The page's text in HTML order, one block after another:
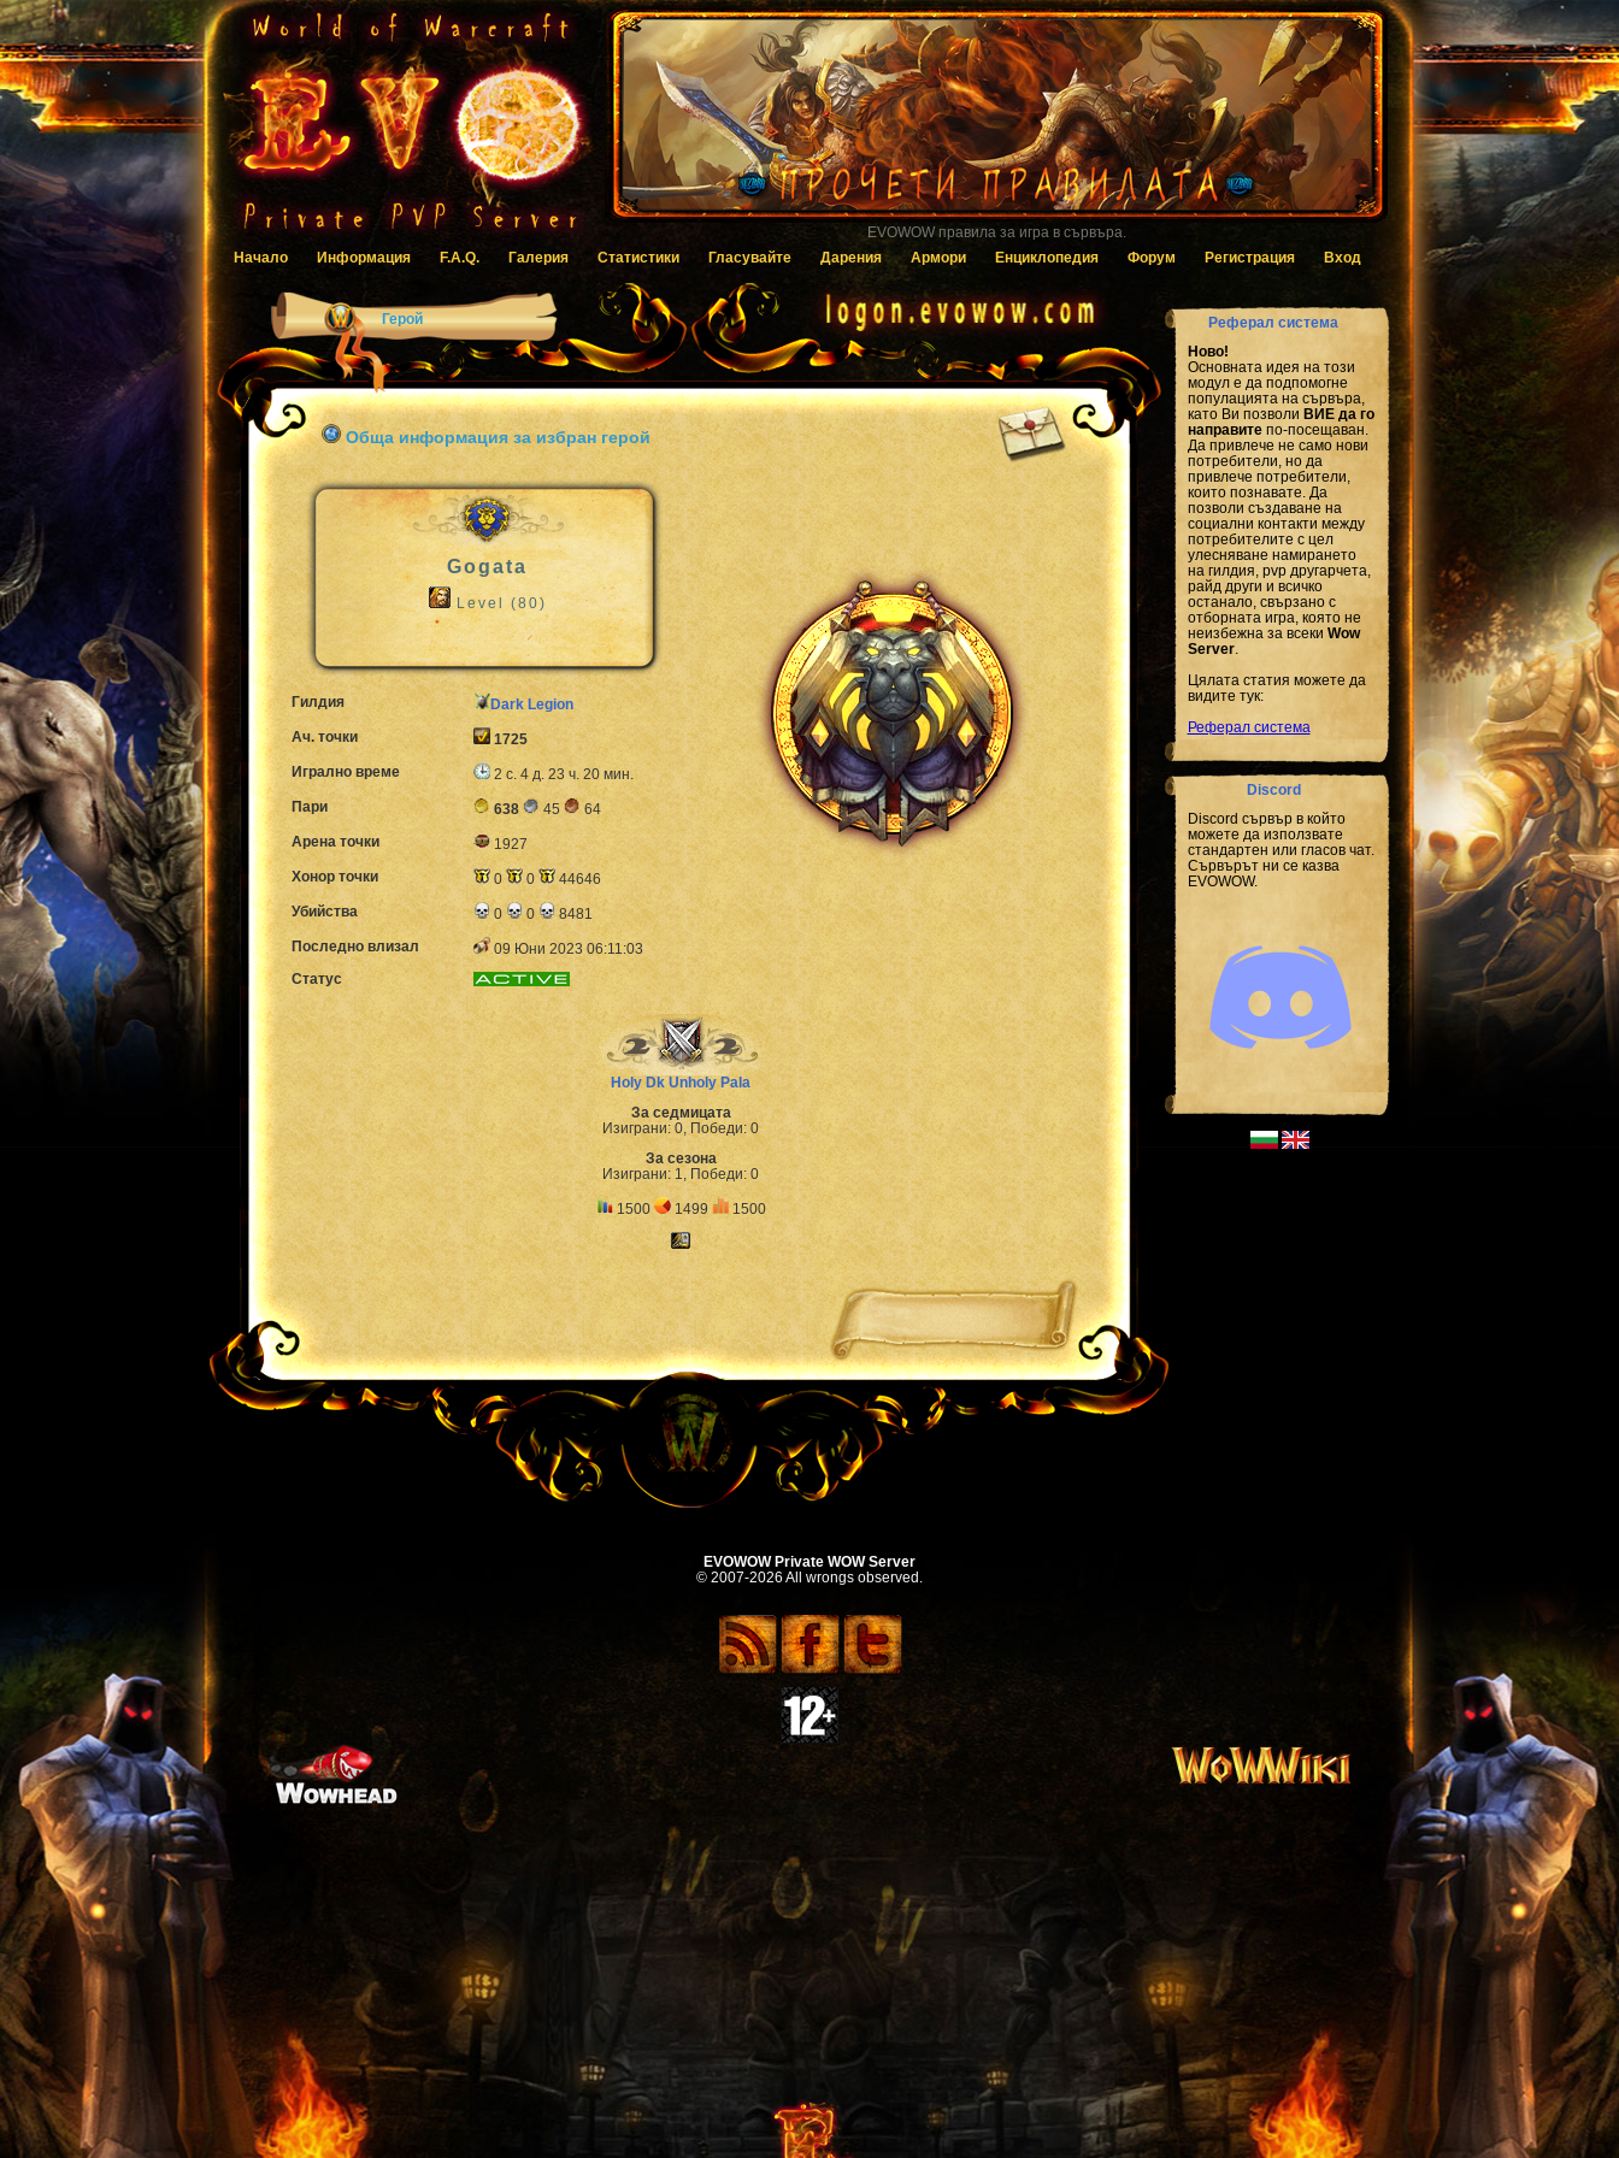
Гласувайте за EVOWOW чрез системата за гласуване.
Начало
Информация F.A.Q. Галерия Статистики Гласувайте Дарения Армори Енциклопедия Форум Регистрация Вход
Реферал система
Ново!
Основната идея на този
модул е да подпомогне
популацията на сървъра,
като Ви позволи ВИЕ да го
направитепо-посещаван.
Да привлече не само нови
потребители, но да
привлече потребители,
които познавате. Да
позволи създаване на
социални контакти между
потребителите с цел
улесняване намирането
на гилдия, pvp другарчета,
райд други и всичко
останало, свързано с
отборната игра, която не
неизбежна за всеки Wow
Server.
Цялата статия можете да
видите тук:
Реферал система
Discord
Discord сървър в който
можете да използвате
стандартен или гласов чат.
Сървърът ни се казва
EVOWOW.
Герой
Обща информация за избран герой
Gogata
Level (80)
Гилдия
Dark Legion
Ач. точки
1725
Игрално време
2 с. 4 д. 23 ч. 20 мин.
Пари
638 45
64
Арена точки
1927
Хонор точки
0 0
44646
Убийства
0 0
8481
Последно влизал
09 Юни 2023 06:11:03
Статус
Holy Dk Unholy Pala
За седмицата
Изиграни: 0, Победи: 0
За сезона
Изиграни: 1, Победи: 0
1500 1499 1500
EVOWOW Private WOW Server
© 2007-2026 All wrongs observed.